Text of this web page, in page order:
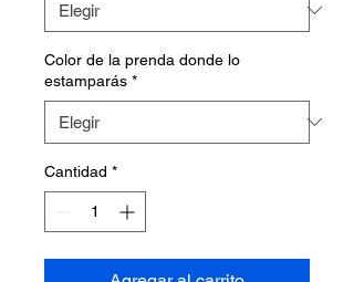
Color de la prenda donde lo
estamparás *
Cantidad *